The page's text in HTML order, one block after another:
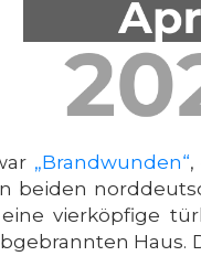
„Brandwunden“,
beiden
vierköpfige
Haus.